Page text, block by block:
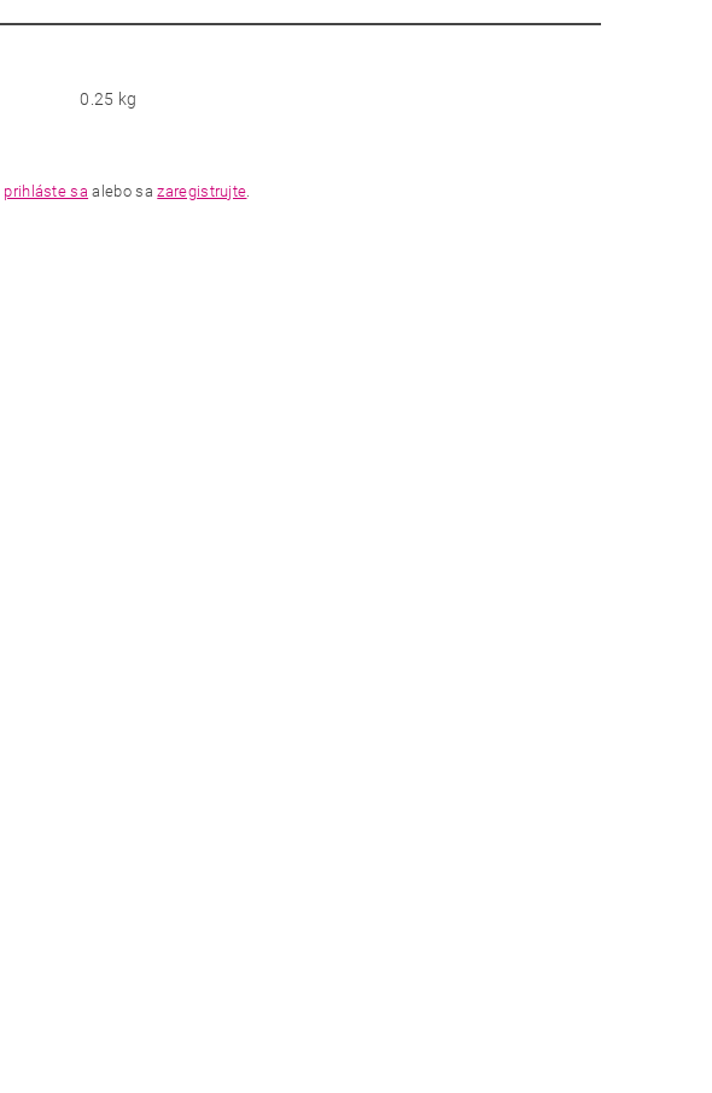
0.25 kg
prihláste sa alebo sazaregistrujte.